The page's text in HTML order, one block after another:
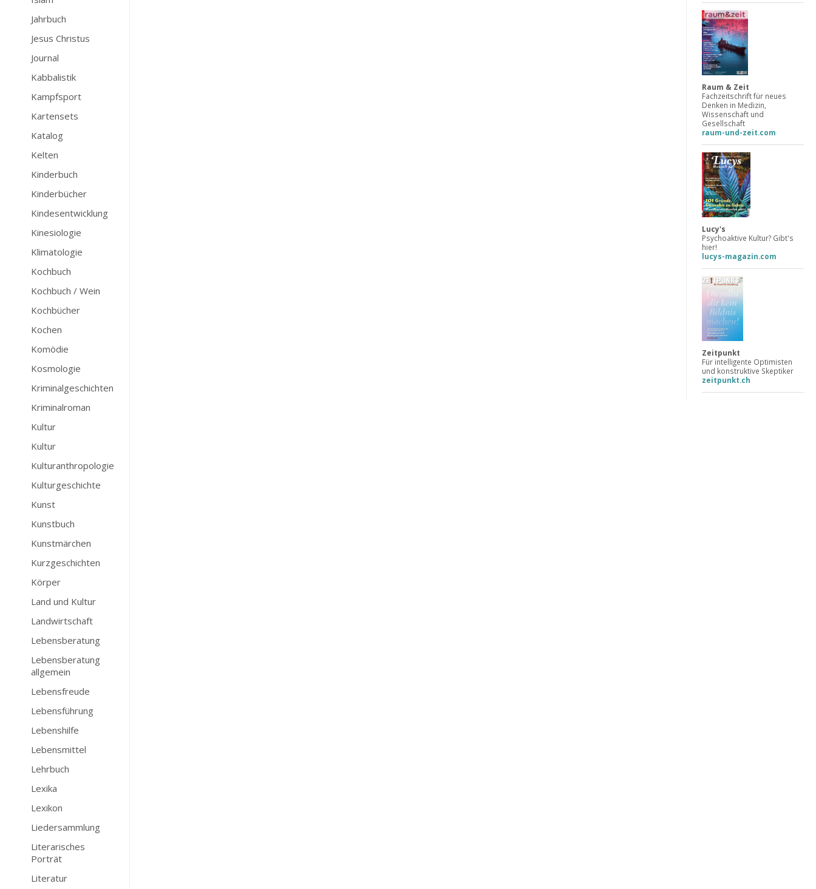
Jahrbuch
Jesus Christus
Journal
Kabbalistik
Kampfsport
Kartensets
Katalog
Kelten
Kinderbuch
Kinderbücher
Kindesentwicklung
Kinesiologie
Klimatologie
Kochbuch
Kochbuch / Wein
Kochbücher
Kochen
Komödie
Kosmologie
Kriminalgeschichten
Kriminalroman
Kultur
Kultur
Kulturanthropologie
Kulturgeschichte
Kunst
Kunstbuch
Kunstmärchen
Kurzgeschichten
Körper
Land und Kultur
Landwirtschaft
Lebensberatung
Lebensberatung
allgemein
Lebensfreude
Lebensführung
Lebenshilfe
Lebensmittel
Lehrbuch
Lexika
Lexikon
Liedersammlung
Literarisches
Porträt
Literatur
Raum & Zeit
Fachzeitschrift für neues
Denken in Medizin,
Wissenschaft und
Gesellschaft
raum-und-zeit.com
Lucy's
Psychoaktive Kultur? Gibt's
hier!
lucys-magazin.com
Zeitpunkt
Für intelligente Optimisten
und konstruktive Skeptiker
zeitpunkt.ch